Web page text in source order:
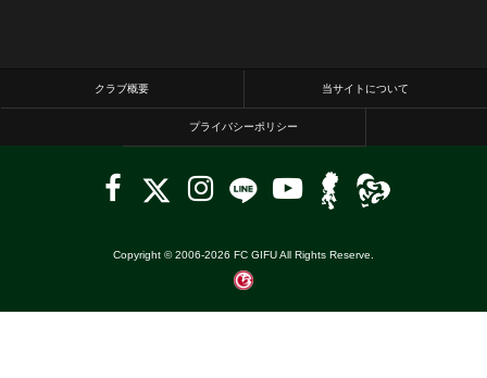
クラブ概要 当サイトについて
プライバシーポリシー
Copyright © 2006-2026 FC GIFU All Rights Reserve.